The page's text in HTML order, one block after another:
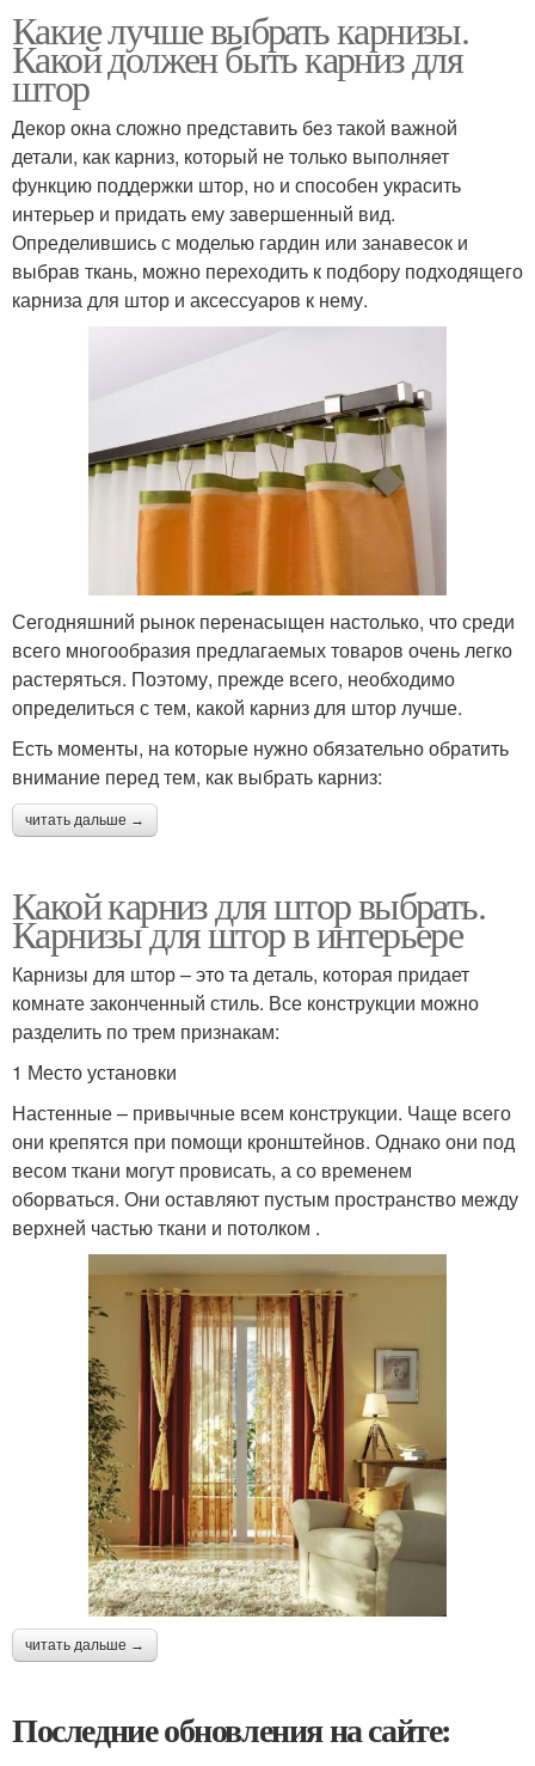
Какие лучше выбрать карнизы.
Какой должен быть карниз для
штор
Декор окна сложно представить без такой важной
детали, как карниз, который не только выполняет
функцию поддержки штор, но и способен украсить
интерьер и придать ему завершенный вид.
Определившись с моделью гардин или занавесок и
выбрав ткань, можно переходить к подбору подходящего
карниза для штор и аксессуаров к нему.
Сегодняшний рынок перенасыщен настолько, что среди
всего многообразия предлагаемых товаров очень легко
растеряться. Поэтому, прежде всего, необходимо
определиться с тем, какой карниз для штор лучше.
Есть моменты, на которые нужно обязательно обратить
внимание перед тем, как выбрать карниз:
читать дальше →
Какой карниз для штор выбрать.
Карнизы для штор в интерьере
Карнизы для штор – это та деталь, которая придает
комнате законченный стиль. Все конструкции можно
разделить по трем признакам:
1 Место установки
Настенные – привычные всем конструкции. Чаще всего
они крепятся при помощи кронштейнов. Однако они под
весом ткани могут провисать, а со временем
оборваться. Они оставляют пустым пространство между
верхней частью ткани и потолком .
читать дальше →
Последние обновления на сайте: